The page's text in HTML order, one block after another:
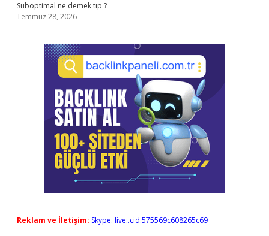
Suboptimal ne demek tıp ?
Temmuz 28, 2026
Reklam ve İletişim: Skype: live:.cid.575569c608265c69